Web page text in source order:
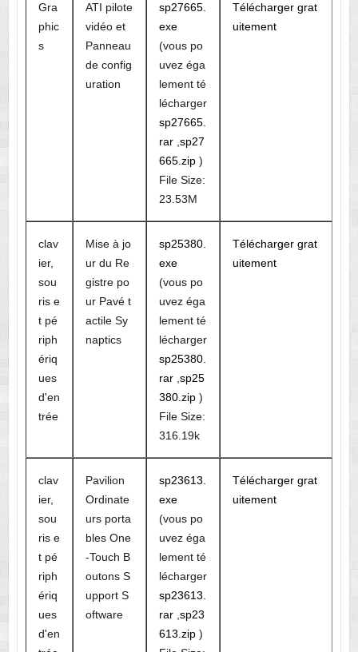
Gra
phic
s
ATI pilote
vidéo et
Panneau
de config
uration
sp27665.
exe
(vous po
uvez éga
lement té
lécharger
sp27665.
rar, sp27
665.zip)
File Size:
23.53M
Télécharger grat
uitement
clav
ier,
sou
ris e
t pé
riph
ériq
ues
d'en
trée
Mise à jo
ur du Re
gistre po
ur Pavé t
actile Sy
naptics
sp25380.
exe
(vous po
uvez éga
lement té
lécharger
sp25380.
rar, sp25
380.zip)
File Size:
316.19k
Télécharger grat
uitement
clav
ier,
sou
ris e
t pé
riph
ériq
ues
d'en
Pavilion
Ordinate
urs porta
bles One
-Touch B
outons S
upport S
oftware
sp23613.
exe
(vous po
uvez éga
lement té
lécharger
sp23613.
rar, sp23
613.zip)
Télécharger grat
uitement